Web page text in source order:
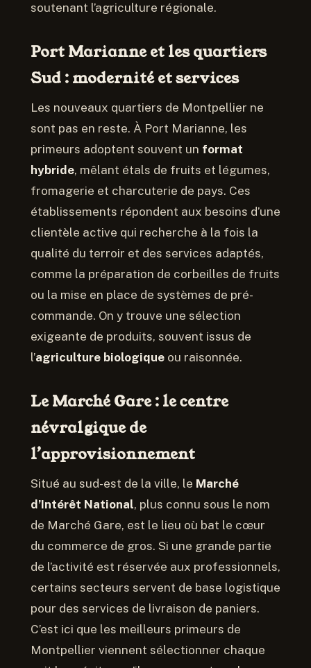
soutenant l’agriculture régionale.
Port Marianne et les quartiers
Sud : modernité et services
Les nouveaux quartiers de Montpellier ne
sont pas en reste. À Port Marianne, les
primeurs adoptent souvent un format
hybride, mêlant étals de fruits et légumes,
fromagerie et charcuterie de pays. Ces
établissements répondent aux besoins d’une
clientèle active qui recherche à la fois la
qualité du terroir et des services adaptés,
comme la préparation de corbeilles de fruits
ou la mise en place de systèmes de pré-
commande. On y trouve une sélection
exigeante de produits, souvent issus de
l’agriculture biologique ou raisonnée.
Le Marché Gare : le centre
névralgique de
l’approvisionnement
Situé au sud-est de la ville, le Marché
d’Intérêt National, plus connu sous le nom
de Marché Gare, est le lieu où bat le cœur
du commerce de gros. Si une grande partie
de l’activité est réservée aux professionnels,
certains secteurs servent de base logistique
pour des services de livraison de paniers.
C’est ici que les meilleurs primeurs de
Montpellier viennent sélectionner chaque